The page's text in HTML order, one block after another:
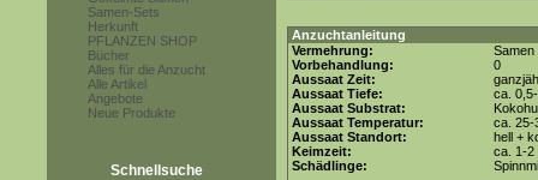
Samen-Sets
Herkunft
PFLANZEN SHOP
Bücher
Alles für die Anzucht
Alle Artikel
Angebote
Neue Produkte
Schnellsuche
Anzuchtanleitung
Vermehrung:
Samen
Vorbehandlung:
0
Aussaat Zeit:
Aussaat Tiefe:
ca.
Aussaat Substrat:
Aussaat Temperatur:
ca. 25-
Aussaat Standort:
hell +
Keimzeit:
ca. 1-2
Schädlinge: